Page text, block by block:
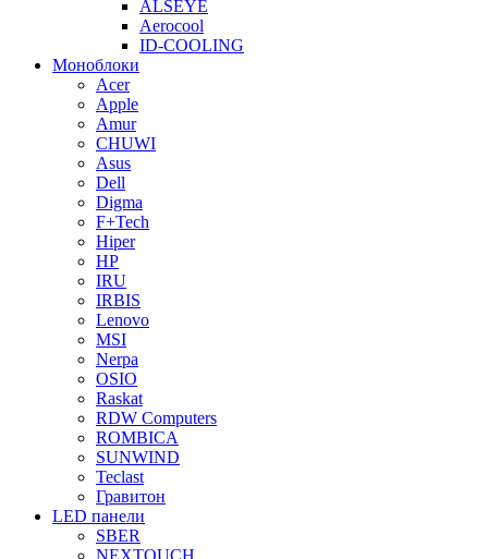
ALSEYE
Aerocool
ID-COOLING
Моноблоки
Acer
Apple
Amur
CHUWI
Asus
Dell
Digma
F+Tech
Hiper
HP
IRU
IRBIS
Lenovo
MSI
Nerpa
OSIO
Raskat
RDW Computers
ROMBICA
SUNWIND
Teclast
Гравитон
LED панели
SBER